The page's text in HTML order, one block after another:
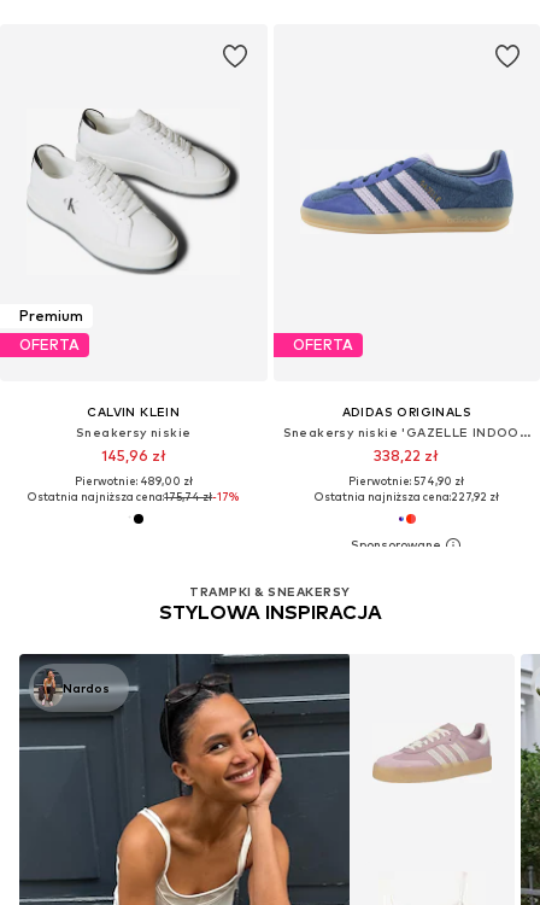
Premium
OFERTA
CALVIN KLEIN
Sneakersy niskie
145,96 zł
Pierwotnie: 489,00 zł
Ostatnia najniższa cena:175,74 zł-17%
OFERTA
ADIDAS ORIGINALS
Sneakersy niskie 'GAZELLE INDOOR'
338,22 zł
Pierwotnie: 574,90 zł
Ostatnia najniższa cena:227,92 zł
TRAMPKI & SNEAKERSY
STYLOWA INSPIRACJA
Nardos